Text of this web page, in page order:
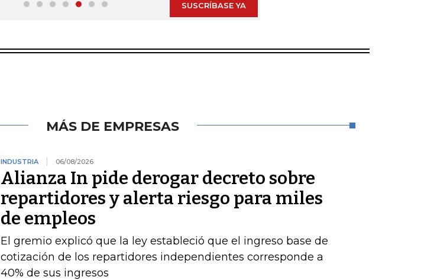
SUSCRÍBASE YA
MÁS DE EMPRESAS
INDUSTRIA 06/08/2026
Alianza In pide derogar decreto sobre
repartidores y alerta riesgo para miles
de empleos
El gremio explicó que la ley estableció que el ingreso base de
cotización de los repartidores independientes corresponde a
40% de sus ingresos